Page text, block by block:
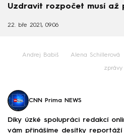
Uzdravit rozpočet musí až
22. bře 2021, 09:06
Andrej Babiš Alena Schillerová
zprávy
CNN Prima NEWS
Díky úzké spolupráci redakcí
vám přinášíme desítky